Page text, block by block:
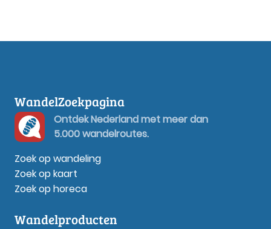
WandelZoekpagina
Ontdek Nederland met meer dan
5.000 wandelroutes.
Zoek op wandeling
Zoek op kaart
Zoek op horeca
Wandelproducten